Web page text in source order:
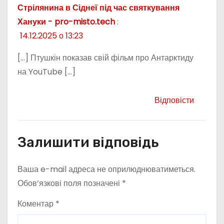
Стрілянина в Сіднеї під час святкування
Хануки - pro-misto.tech:
14.12.2025 о 13:23
[…] Птушкін показав свій фільм про Антарктиду
на YouTube […]
Відповісти
Залишити відповідь
Ваша e-mail адреса не оприлюднюватиметься.
Обов’язкові поля позначені *
Коментар *